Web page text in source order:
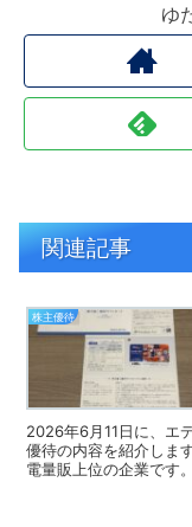
ゆ
関連記事
株主優待
2026年6月11日に、エ
優待の内容を紹介しま
電量販上位の企業です